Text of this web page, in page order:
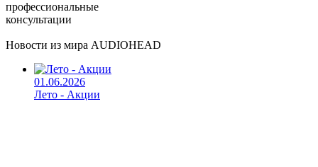
профессиональные
консультации
Новости из мира AUDIOHEAD
01.06.2026
Лето - Акции